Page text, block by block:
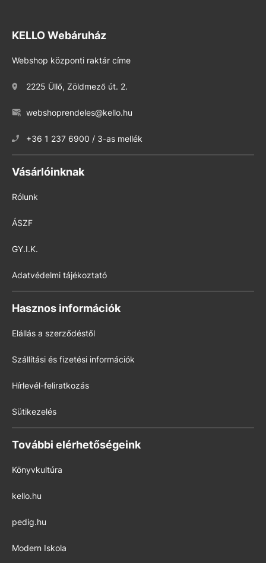
KELLO Webáruház
Webshop központi raktár címe
2225 Üllő, Zöldmező út. 2.
webshoprendeles@kello.hu
+36 1 237 6900 / 3-as mellék
Vásárlóinknak
Rólunk
ÁSZF
GY.I.K.
Adatvédelmi tájékoztató
Hasznos információk
Elállás a szerződéstől
Szállítási és fizetési információk
Hírlevél-feliratkozás
Sütikezelés
További elérhetőségeink
Könyvkultúra
kello.hu
pedig.hu
Modern Iskola